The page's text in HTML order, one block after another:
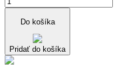
Do košíka
Pridať do košíka